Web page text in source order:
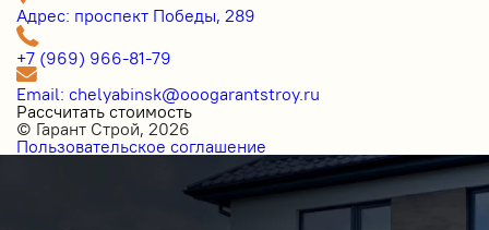
Адрес: проспект Победы, 289
+7 (969) 966-81-79
Email: chelyabinsk@ooogarantstroy.ru
Рассчитать стоимость
© Гарант Строй, 2026
Пользовательское соглашение